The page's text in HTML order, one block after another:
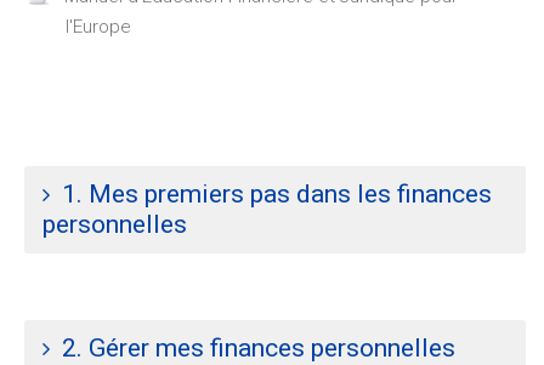
l'Europe
File
1. Mes premiers pas dans les finances
personnelles
2. Gérer mes finances personnelles